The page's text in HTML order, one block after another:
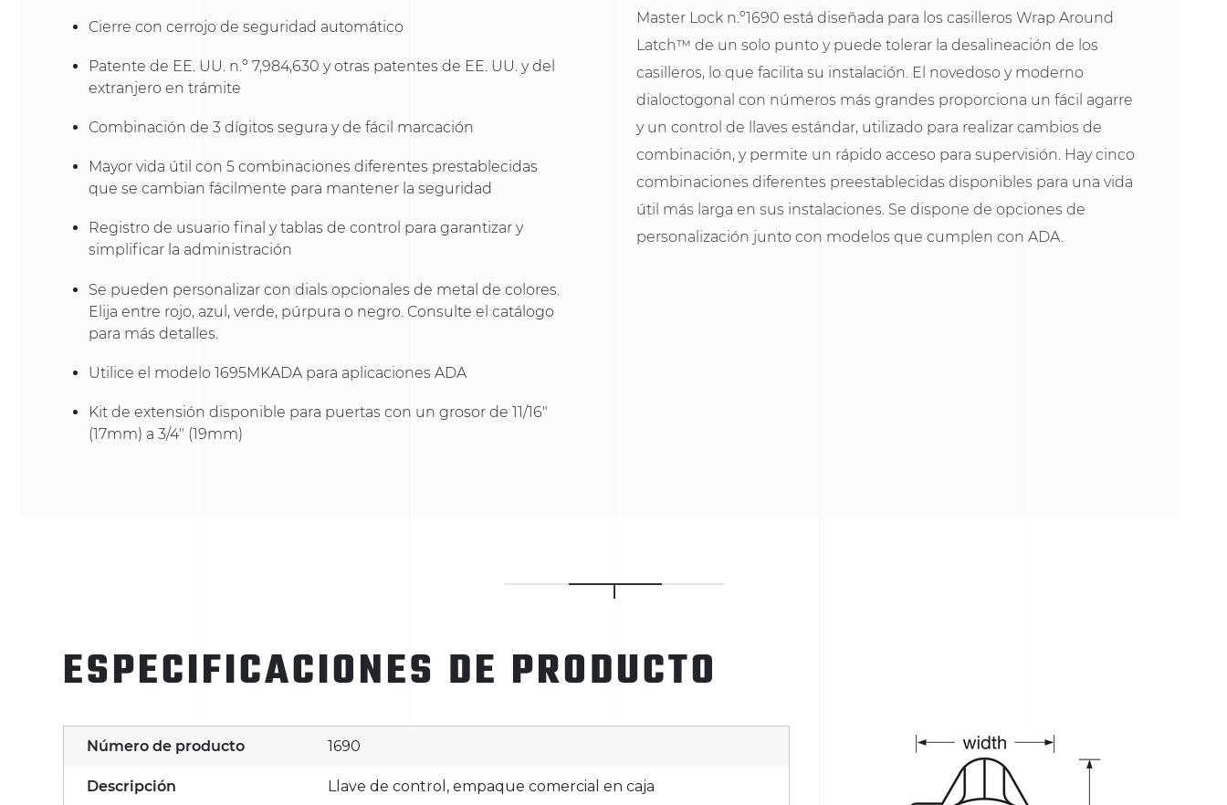
Cierre con cerrojo de seguridad automático
Patente de EE. UU. n.º 7,984,630 y otras patentes de EE. UU. y del
extranjero en trámite
Combinación de 3 dígitos segura y de fácil marcación
Mayor vida útil con 5 combinaciones diferentes prestablecidas
que se cambian fácilmente para mantener la seguridad
Registro de usuario final y tablas de control para garantizar y
simplificar la administración
Se pueden personalizar con dials opcionales de metal de colores.
Elija entre rojo, azul, verde, púrpura o negro. Consulte el catálogo
para más detalles.
Utilice el modelo 1695MKADA para aplicaciones ADA
Kit de extensión disponible para puertas con un grosor de 11/16"
(17mm) a 3/4" (19mm)
Master Lock n.º1690 está diseñada para los casilleros Wrap Around
Latch™ de un solo punto y puede tolerar la desalineación de los
casilleros, lo que facilita su instalación. El novedoso y moderno
dialoctogonal con números más grandes proporciona un fácil agarre
y un control de llaves estándar, utilizado para realizar cambios de
combinación, y permite un rápido acceso para supervisión. Hay cinco
combinaciones diferentes preestablecidas disponibles para una vida
útil más larga en sus instalaciones. Se dispone de opciones de
personalización junto con modelos que cumplen con ADA.
ESPECIFICACIONES DE PRODUCTO
Número de producto 1690
Descripción Llave de control, empaque comercial en caja